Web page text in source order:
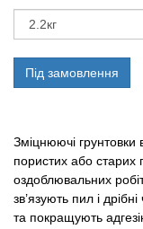
Під замовлення
Зміцнюючі грунтовки
пористих або
оздоблювальних
зв’язують пил і
та покращують